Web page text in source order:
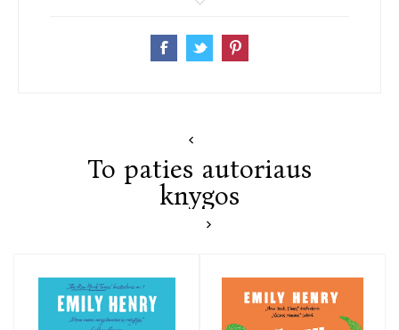
„Instagram“ – @emilyhenrywrites.
To paties autoriaus
knygos